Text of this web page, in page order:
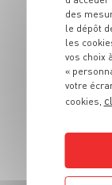
4
des
le dépôt
les
vos choix
«
votre
cookies,